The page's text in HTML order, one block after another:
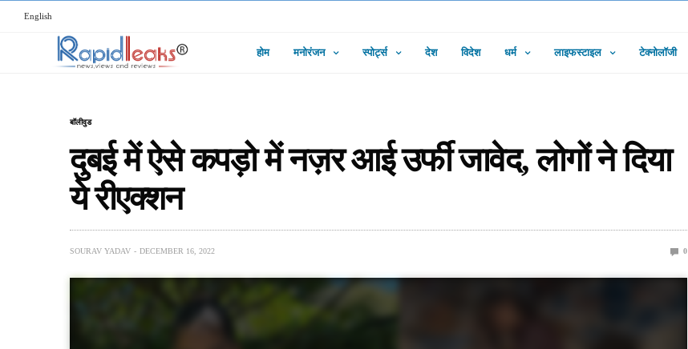
English
होम मनोरंजन स्पोर्ट्स देश विदेश धर्म लाइफस्टाइल टेक्नोलॉजी
बॉलीवुड
दुबई में ऐसे कपड़ो में नज़र आई उर्फी जावेद, लोगों ने दिया
ये रीएक्शन
SOURAV YADAV DECEMBER 16, 2022 0